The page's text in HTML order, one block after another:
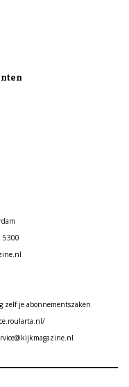
5300
zelf je abonnementszaken